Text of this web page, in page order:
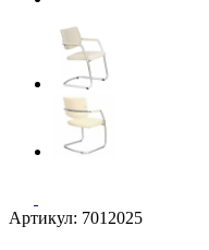
Артикул: 7012025